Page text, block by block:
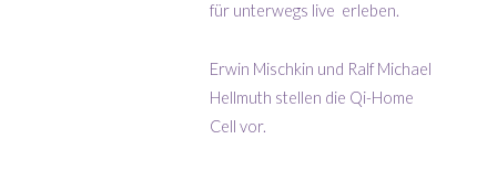
für unterwegs live erleben.
Erwin Mischkin und Ralf Michael
Hellmuth stellen die Qi-Home
Cell vor.